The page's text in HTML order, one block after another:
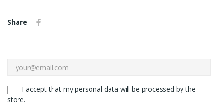
Share
I accept that my personal data will be processed by the
store.